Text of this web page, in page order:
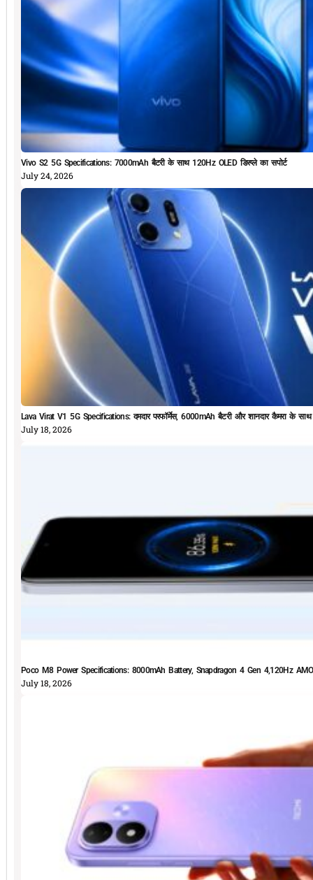
Vivo S2 5G Specifications: 7000mAh बैटरी के साथ 120Hz OLED डिस्प्ले का सपोर्ट
July 24, 2026
Lava Virat V1 5G Specifications: दमदार परफॉर्मेस, 6000mAh बैटरी और शानदार कैमरा के
July 18, 2026
Poco M8 Power Specifications: 8000mAh Battery, Snapdragon 4 Gen 4,120Hz
July 18, 2026